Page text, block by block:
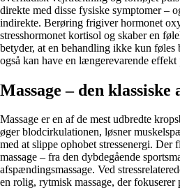
direkte med disse fysiske symptomer –
indirekte. Berøring frigiver hormonet
stresshormonet kortisol og skaber en
betyder, at en behandling ikke kun
også kan have en længerevarende
Massage – den
Massage er en af de mest udbredte
øger blodcirkulationen, løsner
med at slippe ophobet stressenergi. Der
massage – fra den dybdegående
afspændingsmassage. Ved
en rolig, rytmisk massage, der